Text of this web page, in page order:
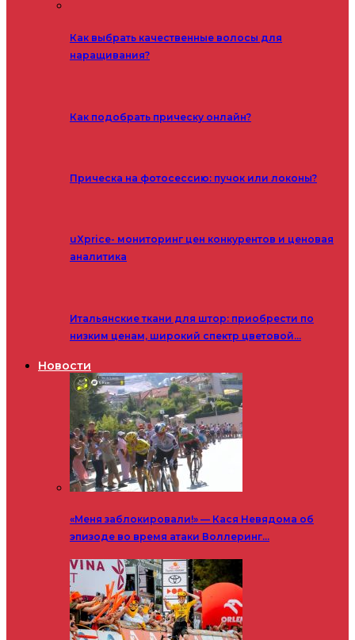
Как выбрать качественные волосы для
наращивания?
Как подобрать прическу онлайн?
Прическа на фотосессию: пучок или локоны?
uXprice- мониторинг цен конкурентов и ценовая
аналитика
Итальянские ткани для штор: приобрести по
низким ценам, широкий спектр цветовой…
Новости
«Меня заблокировали!» — Кася Невядома об
эпизоде во время атаки Воллеринг…